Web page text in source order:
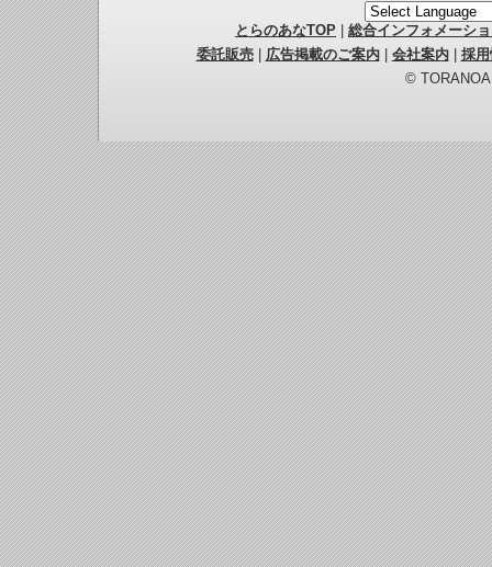
とらのあなTOP
総合インフォメーシ
委託販売| 広告掲載のご案内| 会社案内| 採
©